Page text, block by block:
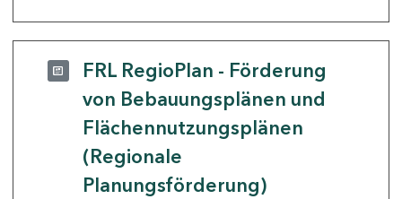
FRL RegioPlan - Förderung
von Bebauungsplänen und
Flächennutzungsplänen
(Regionale
Planungsförderung)